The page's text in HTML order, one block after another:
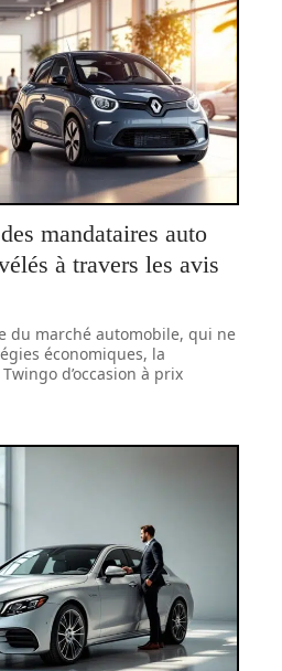
mandataires auto
à travers les avis
du marché automobile, qui ne
économiques, la
d’occasion à prix